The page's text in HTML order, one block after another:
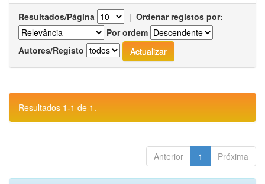
Resultados/Página | Ordenar registos por:
Por ordem
Autores/Registo
Resultados 1-1 de 1.
Anterior 1 Próxima